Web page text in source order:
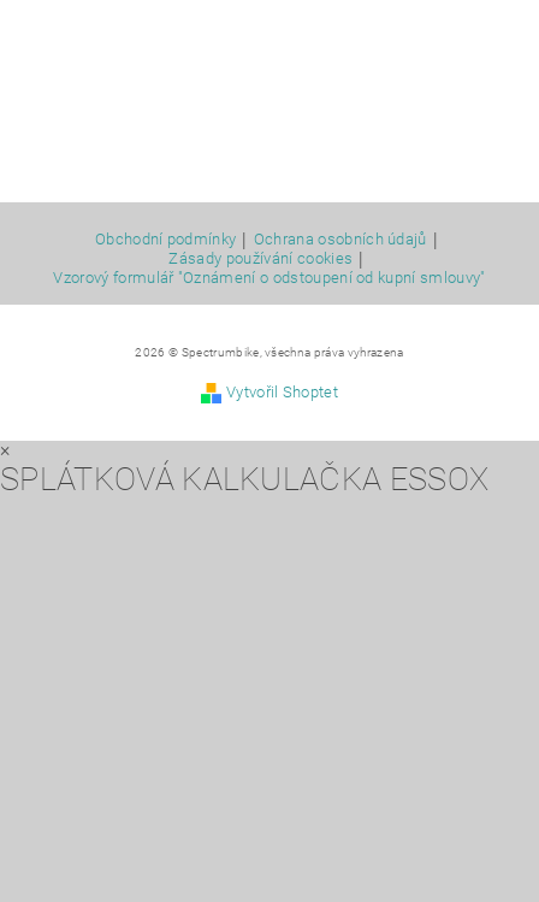
Obchodní podmínky | Ochrana osobních údajů |
Zásady používání cookies |
Vzorový formulář "Oznámení o odstoupení od kupní smlouvy"
2026 © Spectrumbike, všechna práva vyhrazena
Vytvořil Shoptet
×
SPLÁTKOVÁ KALKULAČKA ESSOX